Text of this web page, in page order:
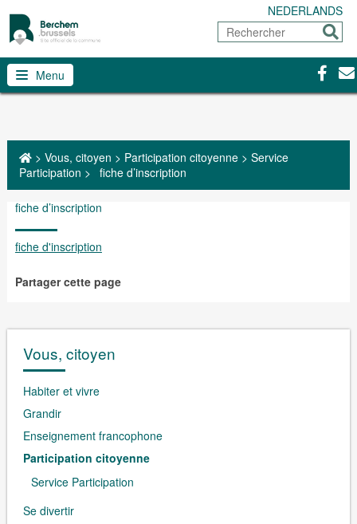
NEDERLANDS
Rechercher
Menu
> Vous, citoyen > Participation citoyenne> Service
Participation > fiche d’inscription
fiche d’inscription
fiche d'inscription
Partager cette page
Vous, citoyen
Habiter et vivre
Grandir
Enseignement francophone
Participation citoyenne
Service Participation
Se divertir